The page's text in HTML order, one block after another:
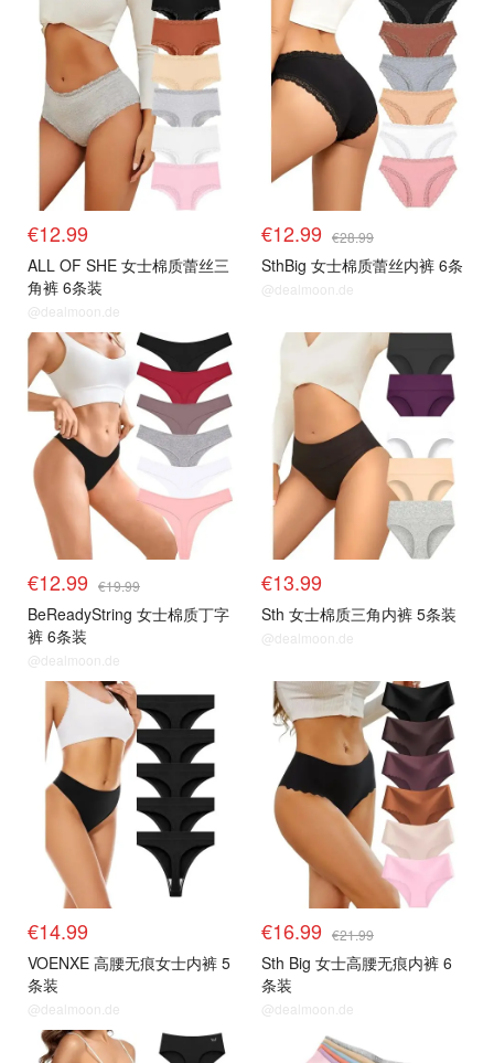
€12.99
ALL OF SHE 女士棉质蕾丝三
角裤 6条装
@dealmoon.de
€12.99 €28.99
SthBig 女士棉质蕾丝内裤 6条
@dealmoon.de
€12.99 €19.99
BeReadyString 女士棉质丁字
裤 6条装
@dealmoon.de
€13.99
Sth 女士棉质三角内裤 5条装
@dealmoon.de
€14.99
VOENXE 高腰无痕女士内裤 5
条装
@dealmoon.de
€16.99 €21.99
Sth Big 女士高腰无痕内裤 6
条装
@dealmoon.de